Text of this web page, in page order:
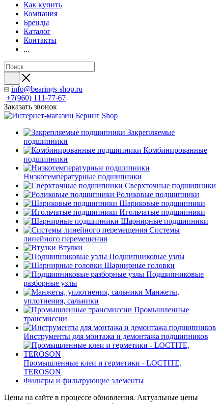
Как купить
Компания
Бренды
Каталог
Контакты
...
info@bearings-shop.ru
+7(960) 111-77-67
Заказать звонок
Закрепляемые
подшипники
Комбинированные
подшипники
Низкотемпературные подшипники
Сверхточные подшипники
Роликовые подшипники
Шариковые подшипники
Игольчатые подшипники
Шарнирные подшипники
Системы
линейного перемещения
Втулки
Подшипниковые узлы
Шарнирные головки
Подшипниковые
разборные узлы
Манжеты,
уплотнения, сальники
Промышленные
трансмиссии
Инструменты для монтажа и демонтажа подшипников
Промышленные клеи и герметики - LOCTITE,
TEROSON
Фильтры и фильтрующие элементы
Цены на сайте в процессе обновления. Актуальные цены